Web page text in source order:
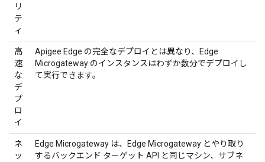
リ
テ
ィ
高
速
な
デ
プ
ロ
イ
Apigee Edge の完全なデプロイとは異なり、Edge
Microgateway のインスタンスはわずか数分でデプロイし
て実行できます。
ネ
ッ
Edge Microgateway は、Edge Microgateway とやり取り
するバックエンド ターゲット API と同じマシン、サブネ